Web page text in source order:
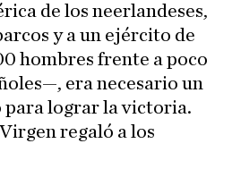
de los neerlandeses,
y a un ejército de
hombres frente a poco
era necesario un
lograr la victoria.
regaló a los